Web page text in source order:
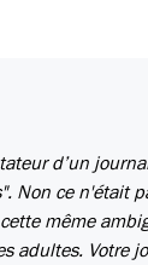
d’un
Non ce n'était
même
adultes. Votre